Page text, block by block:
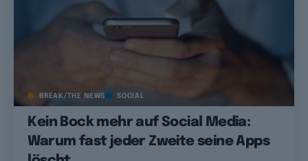
BREAK/THE NEWS SOCIAL
Kein Bock mehr auf Social Media:
Warum fast jeder Zweite seine Apps